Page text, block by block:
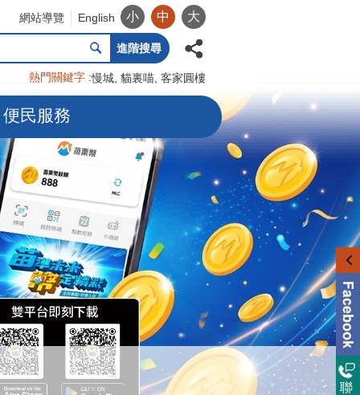
網站導覽 English 小 中 大
進階搜尋
熱門關鍵字 慢城 貓裏喵 客家圓樓
便民服務
聯